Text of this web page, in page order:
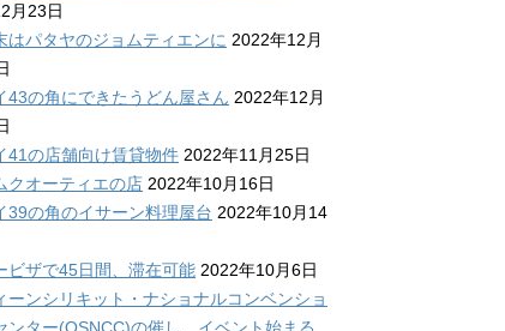
月23日
はパタヤのジョムティエンに 2022年12月
43の角にできたうどん屋さん 2022年12月
41の店舗向け賃貸物件 2022年11月25日
クオーティエの店 2022年10月16日
39の角のイサーン料理屋台 2022年10月14
ビザで45日間、滞在可能 2022年10月6日
ーンシリキット・ナショナルコンベンショ